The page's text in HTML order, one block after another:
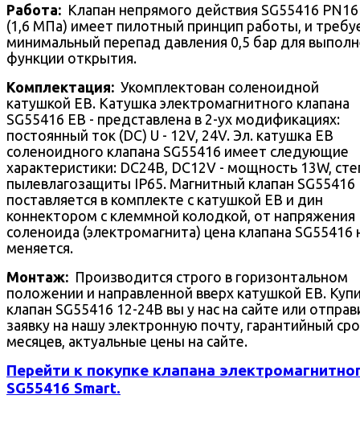
Работа: Клапан непрямого действия SG55416
(1,6 МПа) имеет пилотный принцип работы, и
минимальный перепад давления 0,5 бар для
функции открытия.
Комплектация: Укомплектован соленоидной
катушкой EB. Катушка электромагнитного клапана
SG55416 EB - представлена в 2-ух модификациях:
постоянный ток (DC) U - 12V, 24V. Эл. катушка EB
соленоидного клапана SG55416 имеет следующие
характеристики: DC24В, DC12V - мощность 13W,
пылевлагозащиты IP65. Магнитный клапан SG55416
поставляется в комплекте с катушкой EB и дин
коннектором с клеммной колодкой, от напряжения
соленоида (электромагнита) цена клапана SG55416
меняется.
Монтаж: Производится строго в горизонтальном
положении и направленной вверх катушкой EB.
клапан SG55416 12-24В вы у нас на сайте или
заявку на нашу электронную почту, гарантийный
месяцев, актуальные цены на сайте.
Перейти к покупке клапана
SG55416 Smart.